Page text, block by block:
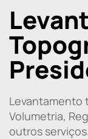
Levantamento
Volumetria,
outros